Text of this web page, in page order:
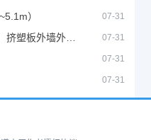
） 07-31
07-31
07-31
07-31